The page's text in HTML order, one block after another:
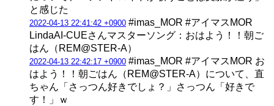
と感じた
2022-04-13 22:41:42 +0900 #imas_MOR #アイマスMOR
LindaAI-CUEさんマスターソング：おはよう！！朝ご
はん（REM@STER-A）
2022-04-13 22:42:17 +0900 #imas_MOR #アイマスMOR お
はよう！！朝ごはん（REM@STER-A）について、直
ちゃん「さっつん好きでしょ？」さっつん「好きで
す！」ｗ